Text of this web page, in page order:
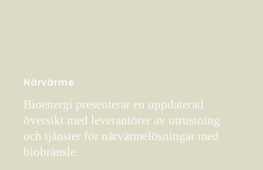
Närvärme
Bioenergi presenterar en uppdaterad
översikt med leverantörer av utrustning
och tjänster för närvärmelösningar med
biobränsle.